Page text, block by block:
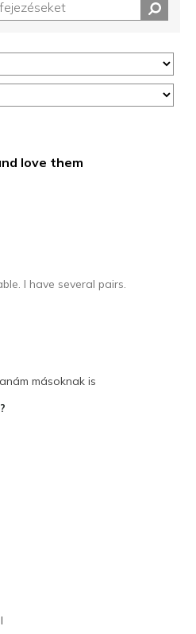
love them
I have several pairs.
to size
másoknak is